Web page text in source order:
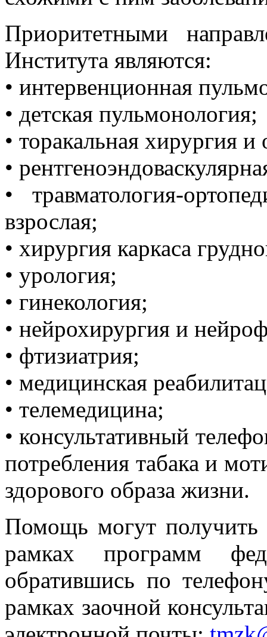
Приоритетными
Института являются:
• интервенционная
• детская пульмонология;
• торакальная хирургия и
•
• травматология-
взрослая;
• хирургия каркаса
• урология;
• гинекология;
• нейрохирургия и
• фтизиатрия;
• медицинская
• телемедицина;
• консультативный
потребления табака и
здорового образа жизни.
Помощь могут
рамках программ
обратившись по
рамках заочной